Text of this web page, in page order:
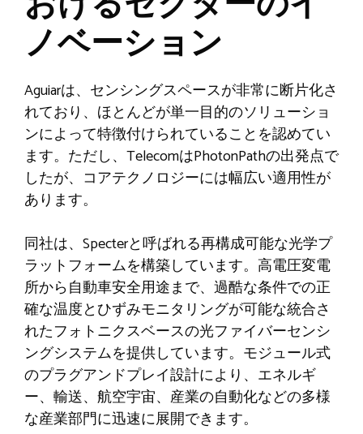
ノベーション
Aguiarは、センシングスペースが非常に断片化さ
れており、ほとんどが単一目的のソリューショ
ンによって特徴付けられていることを認めてい
ます。ただし、TelecomはPhotonPathの出発点で
したが、コアテクノロジーには幅広い適用性が
あります。
同社は、Specterと呼ばれる再構成可能な光学プ
ラットフォームを構築しています。高電圧変電
所から自動車安全用途まで、過酷な条件での正
確な温度とひずみモニタリングが可能な統合さ
れたフォトニクスベースの光ファイバーセンシ
ングシステムを提供しています。モジュール式
のプラグアンドプレイ設計により、エネルギ
ー、輸送、航空宇宙、産業の自動化などの多様
な産業部門に迅速に展開できます。